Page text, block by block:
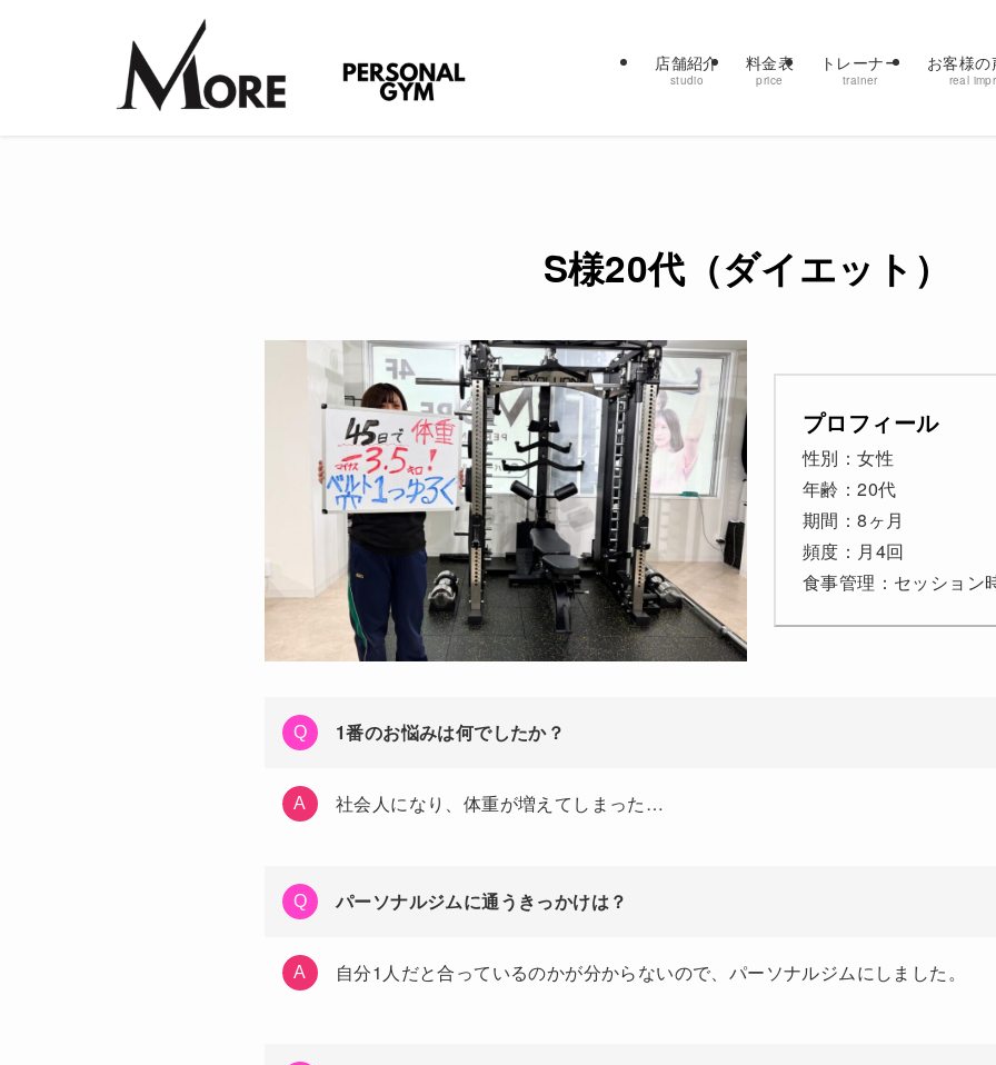
店舗紹介
studio
料金表
price
トレーナー
trainer
お客様
real
S様20代（ダイエット）
プロフィール
性別：女性
年齢：20代
期間：8ヶ月
頻度：月4回
食事管理：セッション
1番のお悩みは何でしたか？
社会人になり、体重が増えてしまった…
パーソナルジムに通うきっかけは？
自分1人だと合っているのかが分からないので、パーソナルジムにしました。